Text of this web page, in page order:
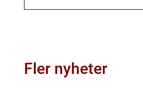
Fler nyheter